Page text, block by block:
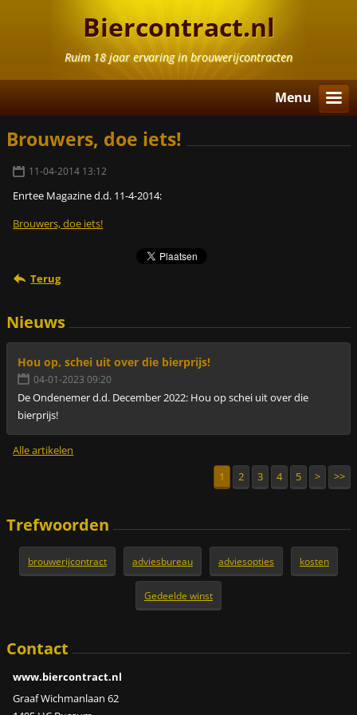
Biercontract.nl
Ruim 18 jaar ervaring in brouwerijcontracten
Menu
Brouwers, doe iets!
11-04-2014 13:12
Enrtee Magazine d.d. 11-4-2014:
Brouwers, doe iets!
Terug
Nieuws
Hou op, schei uit over die bierprijs!
04-01-2023 09:20
De Ondenemer d.d. December 2022: Hou op schei uit over die
bierprijs!
Alle artikelen
1
2 3 4 5 > >>
Trefwoorden
brouwerijcontract adviesbureau adviesopties kosten
Gedeelde winst
Contact
www.biercontract.nl
Graaf Wichmanlaan 62